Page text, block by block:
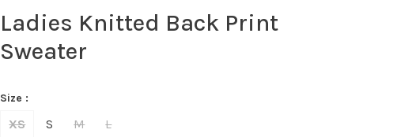
Ladies Knitted Back Print
Sweater
Size :
XS S M L